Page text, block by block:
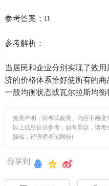
参考答案：D
参考解析：
当居民和企业分别实现了效
济的价格体系恰好使所有的
一般均衡状态或瓦尔拉斯均衡
免责声明：因考试政策、内容不断
以上信息仅供参考，如有异议，请
编辑：经济师考试网校)
分享到